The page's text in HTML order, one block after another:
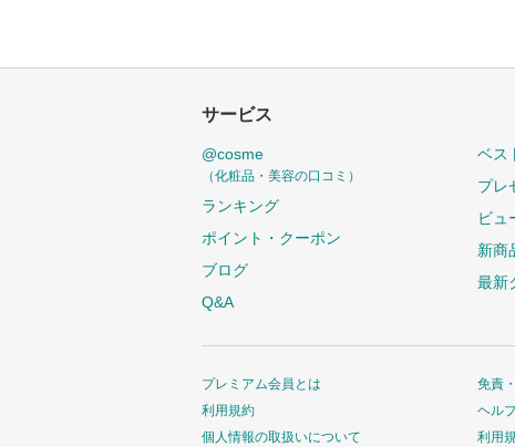
サービス
@cosme
（化粧品・美容の口コミ）
ランキング
ポイント・クーポン
ブログ
Q&A
ベス
プレ
ビュ
新商
最新
プレミアム会員とは
利用規約
個人情報の取扱いについて
免責
ヘル
利用